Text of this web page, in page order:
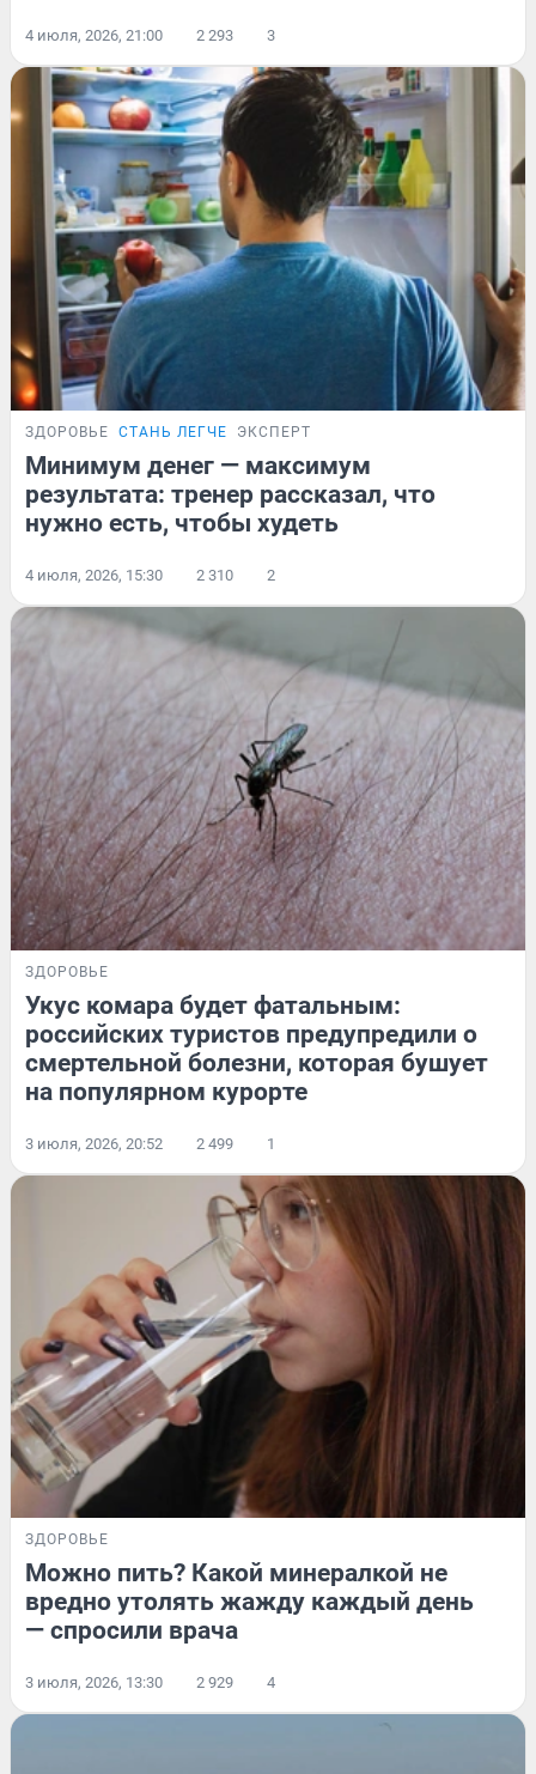
4 июля, 2026, 21:00 2 293 3
ЗДОРОВЬЕ СТАНЬ ЛЕГЧЕ ЭКСПЕРТ
Минимум денег — максимум
результата: тренер рассказал, что
нужно есть, чтобы худеть
4 июля, 2026, 15:30 2 310 2
ЗДОРОВЬЕ
Укус комара будет фатальным:
российских туристов предупредили о
смертельной болезни, которая бушует
на популярном курорте
3 июля, 2026, 20:52 2 499 1
ЗДОРОВЬЕ
Можно пить? Какой минералкой не
вредно утолять жажду каждый день
— спросили врача
3 июля, 2026, 13:30 2 929 4